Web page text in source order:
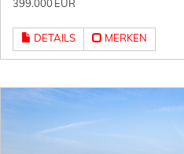
399.000 EUR
DETAILS MERKEN